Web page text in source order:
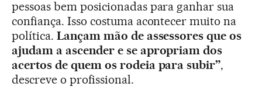
pessoas bem posicionadas para ganhar sua
confiança. Isso costuma acontecer muito na
política. Lançam mão de assessores que os
ajudam a ascender e se apropriam dos
acertos de quem os rodeia para subir”,
descreve o profissional.